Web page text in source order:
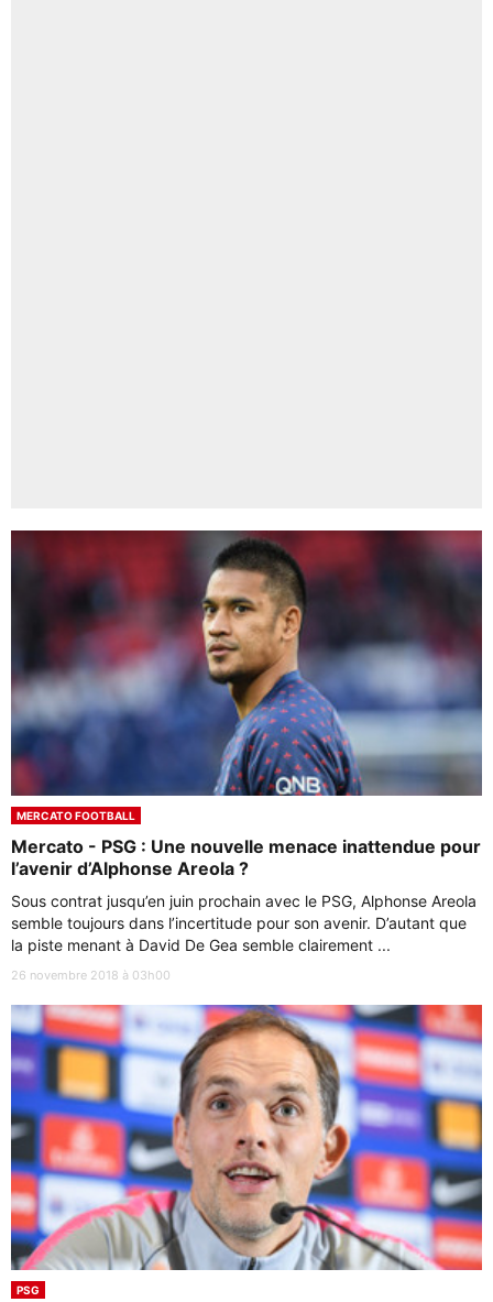
MERCATO FOOTBALL
Mercato - PSG : Une nouvelle menace inattendue pour
l’avenir d’Alphonse Areola ?
Sous contrat jusqu’en juin prochain avec le PSG, Alphonse Areola
semble toujours dans l’incertitude pour son avenir. D’autant que
la piste menant à David De Gea semble clairement ...
26 novembre 2018 à 03h00
PSG